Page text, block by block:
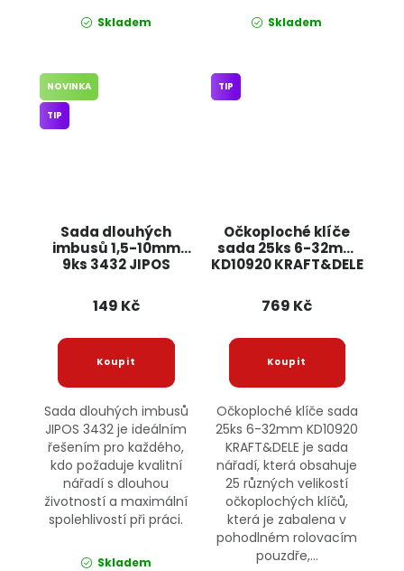
Skladem Skladem
Sada dlouhých
imbusů 1,5-10mm
9ks 3432 JIPOS
NOVINKA
TIP
149 Kč
Sada dlouhých imbusů
JIPOS 3432 je ideálním
řešením pro každého,
kdo požaduje kvalitní
nářadí s dlouhou
životností a maximální
spolehlivostí při práci.
Skladem
Očkoploché klíče
sada 25ks 6-32mm
KD10920 KRAFT&DELE
TIP
769 Kč
Očkoploché klíče sada
25ks 6-32mm KD10920
KRAFT&DELE je sada
nářadí, která obsahuje
25 různých velikostí
očkoplochých klíčů,
která je zabalena v
pohodlném rolovacím
pouzdře,...